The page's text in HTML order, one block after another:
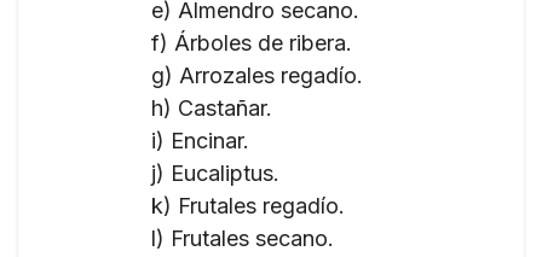
e) Almendro secano.
f) Árboles de ribera.
g) Arrozales regadío.
h) Castañar.
i) Encinar.
j) Eucaliptus.
k) Frutales regadío.
l) Frutales secano.